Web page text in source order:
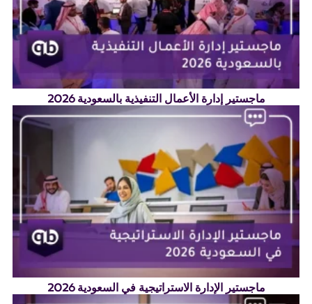
ماجستير إدارة الأعمال التنفيذية بالسعودية 2026
ماجستير الإدارة الاستراتيجية في السعودية 2026